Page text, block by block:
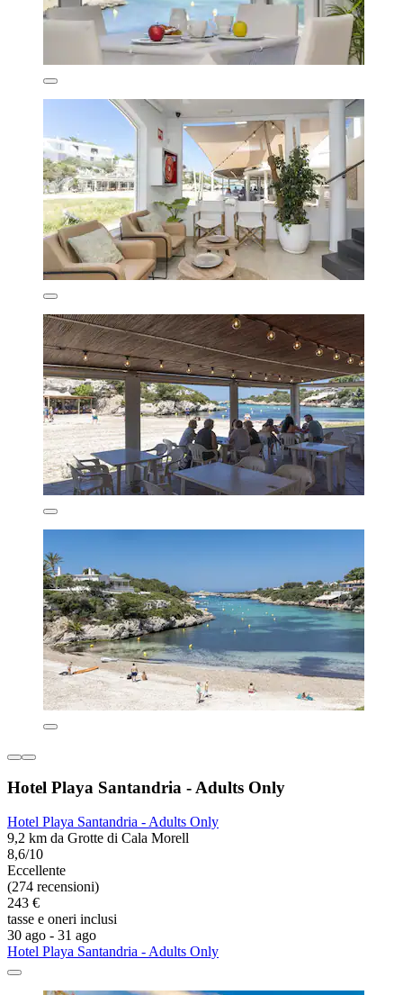
Hotel Playa Santandria - Adults Only
Hotel Playa Santandria - Adults Only
9,2 km da Grotte di Cala Morell
8,6/10
Eccellente
(274 recensioni)
243 €
tasse e oneri inclusi
30 ago - 31 ago
Hotel Playa Santandria - Adults Only